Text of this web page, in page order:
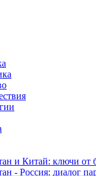
и Китай: ключи от
- Россия: диалог